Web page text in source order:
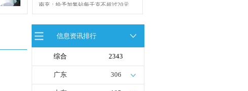
南充：给予加氢站每千克不超过20元
的运营补贴，年用氢量达标企业一次
青岛氢能新跨越：海德利森携手打造
首座社会加氢服务站
全球首台套！240吨氢能矿用刚性自
卸车联合开发协议签署暨项目阶段开
仪式在温宿县成功举办
信息资讯排行
综合 2343
广东 306